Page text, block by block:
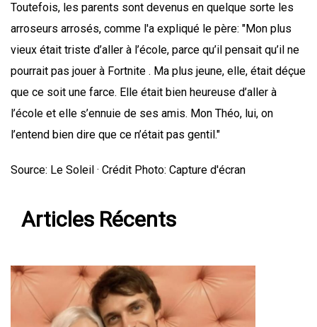
Toutefois, les parents sont devenus en quelque sorte les
arroseurs arrosés, comme l'a expliqué le père: "Mon plus
vieux était triste d’aller à l’école, parce qu’il pensait qu’il ne
pourrait pas jouer à Fortnite . Ma plus jeune, elle, était déçue
que ce soit une farce. Elle était bien heureuse d’aller à
l’école et elle s’ennuie de ses amis. Mon Théo, lui, on
l’entend bien dire que ce n’était pas gentil."
Source: Le Soleil · Crédit Photo: Capture d'écran
Articles Récents